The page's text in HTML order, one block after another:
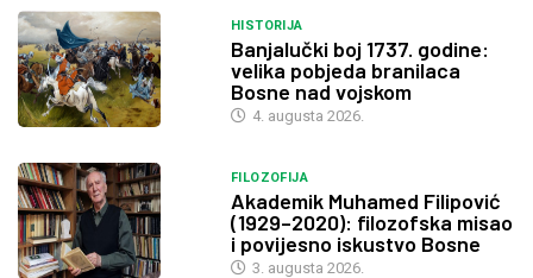
HISTORIJA
Banjalučki boj 1737. godine:
velika pobjeda branilaca
Bosne nad vojskom
4. augusta 2026.
FILOZOFIJA
Akademik Muhamed Filipović
(1929–2020): filozofska misao
i povijesno iskustvo Bosne
3. augusta 2026.